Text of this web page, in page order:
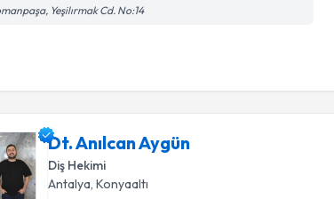
Yeşilırmak Cd. No:14
Dt. Anılcan Aygün
Diş Hekimi
Antalya, Konyaaltı